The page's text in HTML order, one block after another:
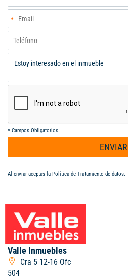
* Campos Obligatorios
ENVIAR
Al enviar aceptas la Política de Tratamiento de datos.
Valle Inmuebles
Cra 5 12-16 Ofc
504